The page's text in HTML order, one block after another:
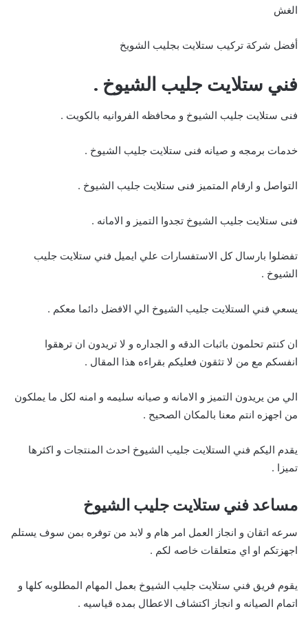
الغش
أفضل شركة تركيب ستلايت بجليب الشويخ
فني ستلايت جليب الشيوخ .
فنى ستلايت جليب الشيوخ و محافظه الفروانيه بالكويت .
خدمات برمجه و صيانه فنى ستلايت جليب الشيوخ .
التواصل و ارقام المتميز فنى ستلايت جليب الشيوخ .
فنى ستلايت جليب الشيوخ تجدوا التميز و الامانه .
تفضلوا بارسال كل الاستفسارات علي ايميل فني ستلايت جليب
الشيوخ .
يسعي فني الستلايت جليب الشيوخ الي الافضل دائما معكم .
ان كنتم تحلمون باثبات الدقه و الجداره و لا تريدون ان ترهقوا
انفسكم مع من لا تثقون فعليكم بقراءه هذا المقال .
الي من يريدون التميز و الامانه و صيانه سليمه و امنه لكل ما يملكون
من اجهزه انتم معنا بالمكان الصحيح .
يقدم اليكم فني الستلايت جليب الشيوخ احدث المنتجات و اكثرها
تميزا .
مساعد فني ستلايت جليب الشيوخ
سرعه اتقان و انجاز العمل امر هام و لابد من توفره بمن سوف يستلم
اجهزتكم او اي متعلقات خاصه لكم .
يقوم فريق فني ستلايت جليب الشيوخ بعمل المهام المطلوبه كلها و
اتمام الصيانه و انجاز اكتشاف الاعطال بمده قياسيه .